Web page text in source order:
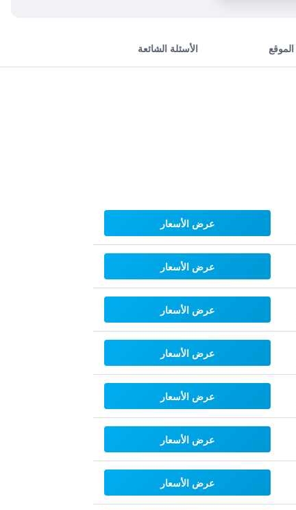
الموقع الأسئلة الشائعة
عرض الأسعار
عرض الأسعار
عرض الأسعار
عرض الأسعار
عرض الأسعار
عرض الأسعار
عرض الأسعار